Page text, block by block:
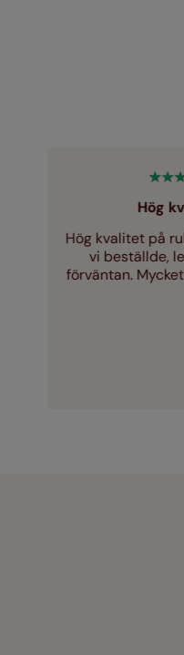
Hög
Hög kvalitet på
vi beställde,
förväntan.